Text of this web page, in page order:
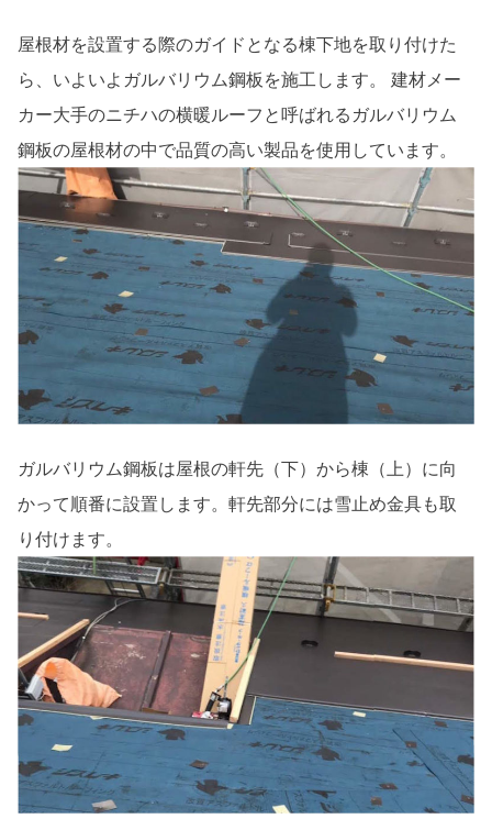
屋根材を設置する際のガイドとなる棟下地を取り付けた
ら、いよいよガルバリウム鋼板を施工します。 建材メー
カー大手のニチハの横暖ルーフと呼ばれるガルバリウム
鋼板の屋根材の中で品質の高い製品を使用しています。
ガルバリウム鋼板は屋根の軒先（下）から棟（上）に向
かって順番に設置します。軒先部分には雪止め金具も取
り付けます。